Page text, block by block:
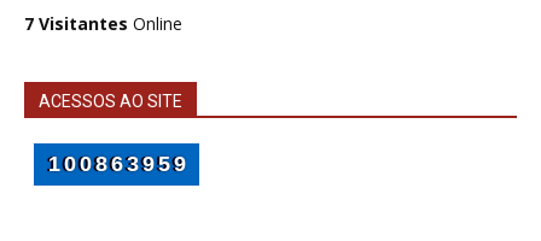
7 Visitantes Online
ACESSOS AO SITE